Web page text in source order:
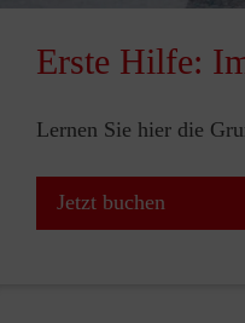
Erste Hilfe:
Lernen Sie hier die
Jetzt buchen